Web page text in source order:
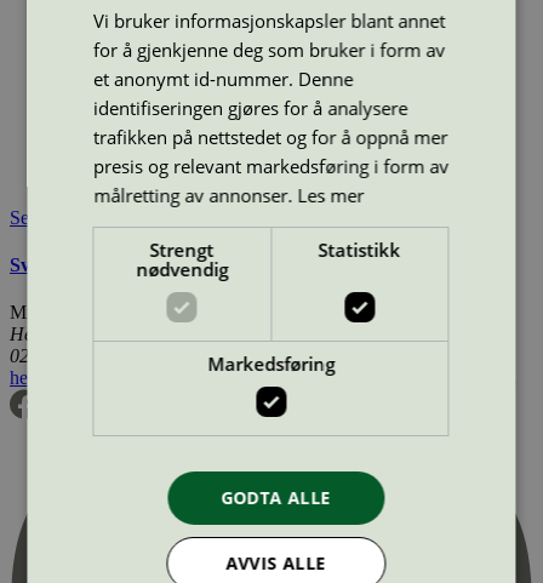
Lisensnummer:
5108 0001
Miljømerke: Svanemerket
Merkevare: Techsave
Merkevare nettside: https://techsave.com/
Lisensinnehaver: Techsave A/S
Lisensinnehaver nettside:
https://techsave.com/
Tilgjengelig i: Norge
Se også
Svanemerkets krav til rengjøring av væskeskadet elektronikk
Miljømerking Norge
Henrik Ibsens gate 20
0255 Oslo
hei@svanemerket.no
24 14 46 00 Org. nr: 971 279 362 MVA
Vi bruker informasjonskapsler blant annet
for å gjenkjenne deg som bruker i form av
et anonymt id-nummer. Denne
identifiseringen gjøres for å analysere
trafikken på nettstedet og for å oppnå mer
presis og relevant markedsføring i form av
målretting av annonser. Les mer
Strengt
nødvendig
Statistikk
Markedsføring
GODTA ALLE
AVVIS ALLE